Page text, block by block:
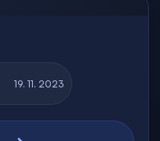
19. 11. 2023